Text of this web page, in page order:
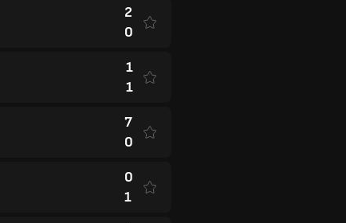
2
0
1
1
7
0
0
1